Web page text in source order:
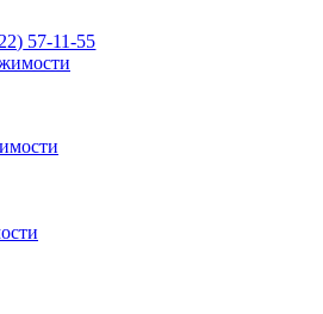
57-11-55